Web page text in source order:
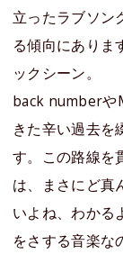
立ったラブソン
る傾向にありま
ックシーン。
back numberや
きた辛い過去を
す。この路線を
は、まさにど真
いよね、わかる
をさする音楽な